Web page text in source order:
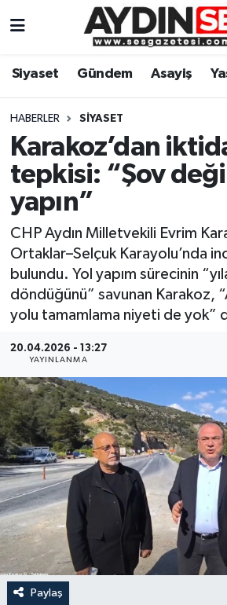
Siyaset Gündem Asayiş
HABERLER SIYASET
Karakoz’dan
tepkisi: “Şov
yapın”
CHP Aydın Milletvekili Evrim
Ortaklar–Selçuk Karayolu’nda
bulundu. Yol yapım sürecinin
döndüğünü” savunan Karakoz,
yolu tamamlama niyeti de yok”
20.04.2026 - 13:27
YAYINLANMA
Paylaş
Gündem
Siyaset
Ekonomi
Yaşam
Eğitim
Kültür Sanat
Aydın Hava Durumu
Aydin Namaz Vakitleri
Aydın Trafik Yoğunluk Haritası
Süper Lig Puan Durumu ve
Tüm Manşetler
Son Dakika Haberleri